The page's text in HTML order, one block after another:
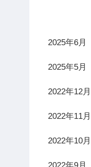
2025年6月
2025年5月
2022年12月
2022年11月
2022年10月